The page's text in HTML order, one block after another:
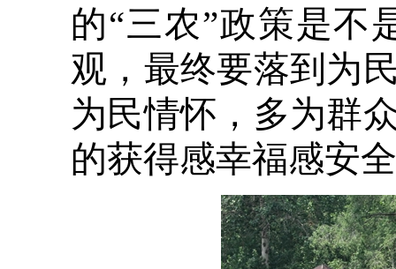
的“三农”政策是不
观，最终要落到为
为民情怀，多为群
的获得感幸福感安